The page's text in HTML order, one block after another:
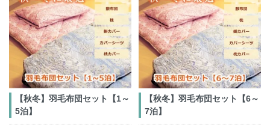
【秋冬】羽毛布団セット【1～
5泊】
【秋冬】羽毛布団セット【6～
7泊】